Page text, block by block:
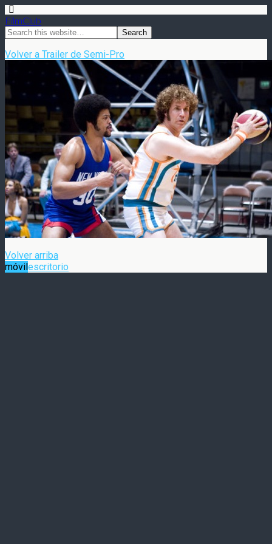
FilmClub
Volver a Trailer de Semi-Pro
Volver arriba
móvilescritorio